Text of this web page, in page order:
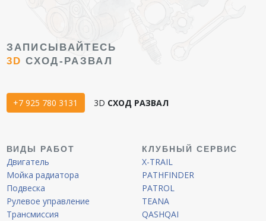
ЗАПИСЫВАЙТЕСЬ
3D СХОД-РАЗВАЛ
+7 925 780 3131 3D СХОД РАЗВАЛ
ВИДЫ РАБОТ
Двигатель
Мойка радиатора
Подвеска
Рулевое управление
Трансмиссия
КЛУБНЫЙ СЕРВИС
X-TRAIL
PATHFINDER
PATROL
TEANA
QASHQAI